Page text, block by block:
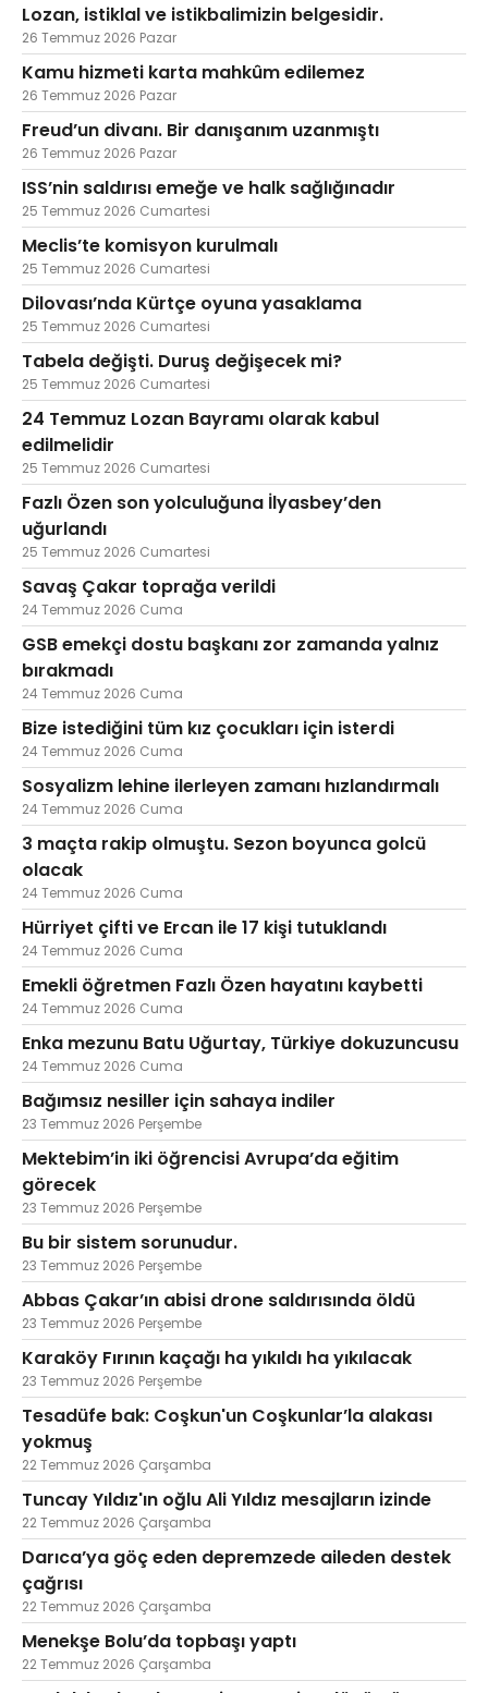
Lozan, istiklal ve istikbalimizin belgesidir.
26 Temmuz 2026 Pazar
Kamu hizmeti karta mahkûm edilemez
26 Temmuz 2026 Pazar
Freud’un divanı. Bir danışanım uzanmıştı
26 Temmuz 2026 Pazar
ISS’nin saldırısı emeğe ve halk sağlığınadır
25 Temmuz 2026 Cumartesi
Meclis’te komisyon kurulmalı
25 Temmuz 2026 Cumartesi
Dilovası’nda Kürtçe oyuna yasaklama
25 Temmuz 2026 Cumartesi
Tabela değişti. Duruş değişecek mi?
25 Temmuz 2026 Cumartesi
24 Temmuz Lozan Bayramı olarak kabul
edilmelidir
25 Temmuz 2026 Cumartesi
Fazlı Özen son yolculuğuna İlyasbey’den
uğurlandı
25 Temmuz 2026 Cumartesi
Savaş Çakar toprağa verildi
24 Temmuz 2026 Cuma
GSB emekçi dostu başkanı zor zamanda yalnız
bırakmadı
24 Temmuz 2026 Cuma
Bize istediğini tüm kız çocukları için isterdi
24 Temmuz 2026 Cuma
Sosyalizm lehine ilerleyen zamanı hızlandırmalı
24 Temmuz 2026 Cuma
3 maçta rakip olmuştu. Sezon boyunca golcü
olacak
24 Temmuz 2026 Cuma
Hürriyet çifti ve Ercan ile 17 kişi tutuklandı
24 Temmuz 2026 Cuma
Emekli öğretmen Fazlı Özen hayatını kaybetti
24 Temmuz 2026 Cuma
Enka mezunu Batu Uğurtay, Türkiye dokuzuncusu
24 Temmuz 2026 Cuma
Bağımsız nesiller için sahaya indiler
23 Temmuz 2026 Perşembe
Mektebim’in iki öğrencisi Avrupa’da eğitim
görecek
23 Temmuz 2026 Perşembe
Bu bir sistem sorunudur.
23 Temmuz 2026 Perşembe
Abbas Çakar’ın abisi drone saldırısında öldü
23 Temmuz 2026 Perşembe
Karaköy Fırının kaçağı ha yıkıldı ha yıkılacak
23 Temmuz 2026 Perşembe
Tesadüfe bak: Coşkun'un Coşkunlar’la alakası
yokmuş
22 Temmuz 2026 Çarşamba
Tuncay Yıldız'ın oğlu Ali Yıldız mesajların izinde
22 Temmuz 2026 Çarşamba
Darıca’ya göç eden depremzede aileden destek
çağrısı
22 Temmuz 2026 Çarşamba
Menekşe Bolu’da topbaşı yaptı
22 Temmuz 2026 Çarşamba